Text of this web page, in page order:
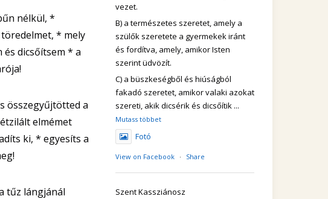
nélkül, *
* mely
dicsőítsem * a
összegyűjtötted a
elmémet
ki, * egyesíts a
tűz lángjánál
vezet.
B) a természetes szeretet, amely a
szülők szeretete a gyermekek iránt
és fordítva, amely, amikor Isten
szerint üdvözít.
C) a büszkeségből és hiúságból
fakadó szeretet, amikor valaki azokat
szereti, akik dicsérik és dicsőítik ...
Mutass többet
Fotó
View on Facebook · Share
Szent Kassziánosz